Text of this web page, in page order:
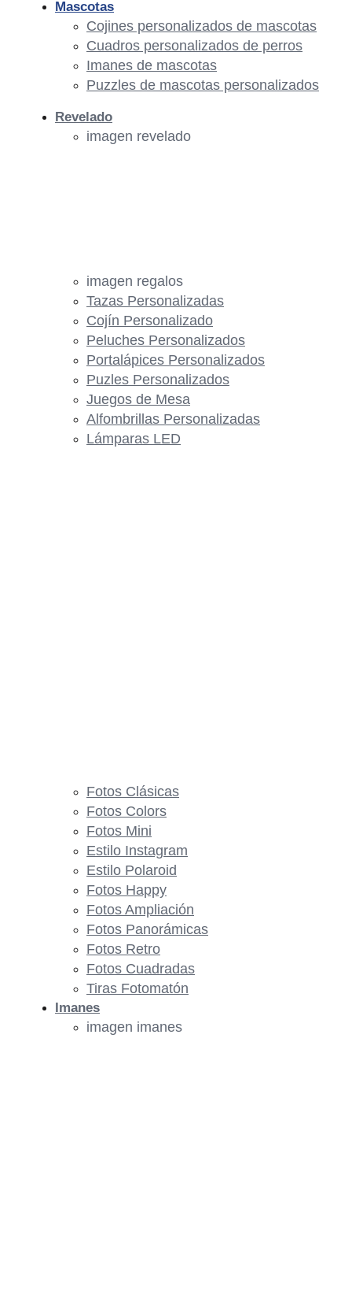
imagen regalos
Tazas Personalizadas
Cojín Personalizado
Peluches Personalizados
Portalápices Personalizados
Puzles Personalizados
Juegos de Mesa
Alfombrillas Personalizadas
Lámparas LED
Mascotas
Cojines personalizados de mascotas
Cuadros personalizados de perros
Imanes de mascotas
Puzzles de mascotas personalizados
Revelado
imagen revelado
Fotos Clásicas
Fotos Colors
Fotos Mini
Estilo Instagram
Estilo Polaroid
Fotos Happy
Fotos Ampliación
Fotos Panorámicas
Fotos Retro
Fotos Cuadradas
Tiras Fotomatón
Imanes
imagen imanes